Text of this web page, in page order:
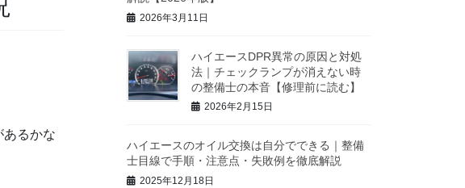
あるかな
2026年3月11日
ハイエースDPR異常の原因と対処
法｜チェックランプが消えない時
の整備士の本音【修理前に読む】
2026年2月15日
ハイエースのオイル交換は自分でできる｜整備
士目線で手順・注意点・失敗例を徹底解説
2025年12月18日